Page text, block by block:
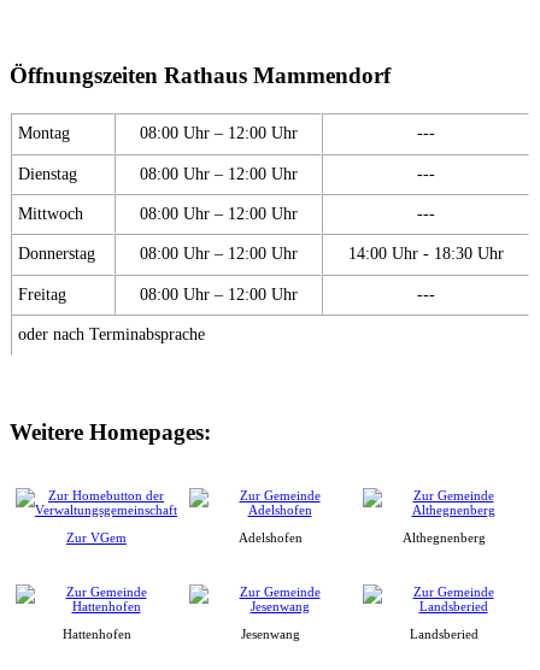
Öffnungszeiten Rathaus Mammendorf
Montag 08:00 Uhr – 12:00 Uhr ---
Dienstag 08:00 Uhr – 12:00 Uhr ---
Mittwoch 08:00 Uhr – 12:00 Uhr ---
Donnerstag 08:00 Uhr – 12:00 Uhr 14:00 Uhr - 18:30 Uhr
Freitag 08:00 Uhr – 12:00 Uhr ---
oder nach Terminabsprache
Weitere Homepages:
Zur VGem Adelshofen Althegnenberg
Hattenhofen Jesenwang Landsberied